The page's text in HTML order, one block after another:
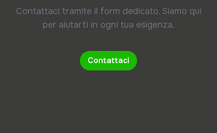
Contattaci tramite il form dedicato. Siamo qui
per aiutarti in ogni tua esigenza.
Contattaci